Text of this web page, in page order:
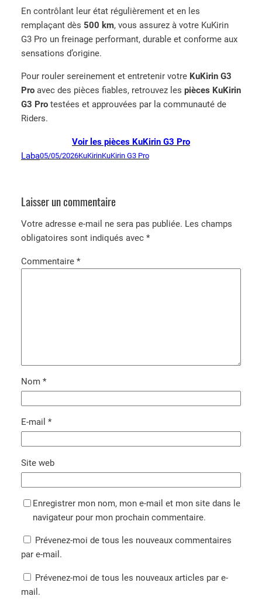
En contrôlant leur état régulièrement et en les
remplaçant dès 500 km, vous assurez à votre KuKirin
G3 Pro un freinage performant, durable et conforme aux
sensations d’origine.
Pour rouler sereinement et entretenir votre KuKirin G3
Pro avec des pièces fiables, retrouvez les pièces KuKirin
G3 Pro testées et approuvées par la communauté de
Riders.
Voir les pièces KuKirin G3 Pro
Laba05/05/2026KuKirinKuKirin G3 Pro
Laisser un commentaire
Votre adresse e-mail ne sera pas publiée. Les champs
obligatoires sont indiqués avec *
Commentaire *
Nom *
E-mail *
Site web
Enregistrer mon nom, mon e-mail et mon site dans le
navigateur pour mon prochain commentaire.
Prévenez-moi de tous les nouveaux commentaires
par e-mail.
Prévenez-moi de tous les nouveaux articles par e-
mail.